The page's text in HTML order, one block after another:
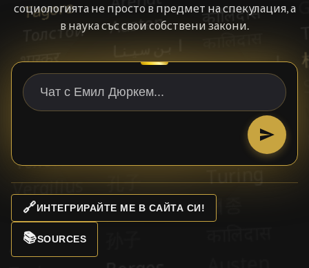
социологията не просто в предмет на спекулация, а
в наука със свои собствени закони.
🔗ИНТЕГРИРАЙТЕ МЕ В САЙТА СИ!
📚SOURCES